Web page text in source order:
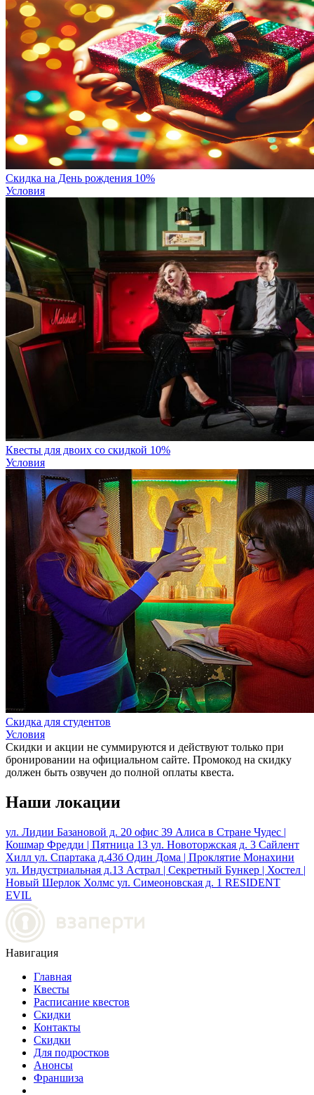
Скидка на День рождения 10%
Условия
Квесты для двоих со скидкой 10%
Условия
Скидка для студентов
Условия
Скидки и акции не суммируются и действуют только при
бронировании на официальном сайте. Промокод на скидку
должен быть озвучен до полной оплаты квеста.
Наши локации
ул. Лидии Базановой д. 20 офис 39 Алиса в Стране Чудес |
Кошмар Фредди | Пятница 13 ул. Новоторжская д. 3 Сайлент
Хилл ул. Спартака д.43б Один Дома | Проклятие Монахини
ул. Индустриальная д.13 Астрал | Секретный Бункер | Хостел |
Новый Шерлок Холмс ул. Симеоновская д. 1 RESIDENT
EVIL
Навигация
Главная
Квесты
Расписание квестов
Скидки
Контакты
Скидки
Для подростков
Анонсы
Франшиза